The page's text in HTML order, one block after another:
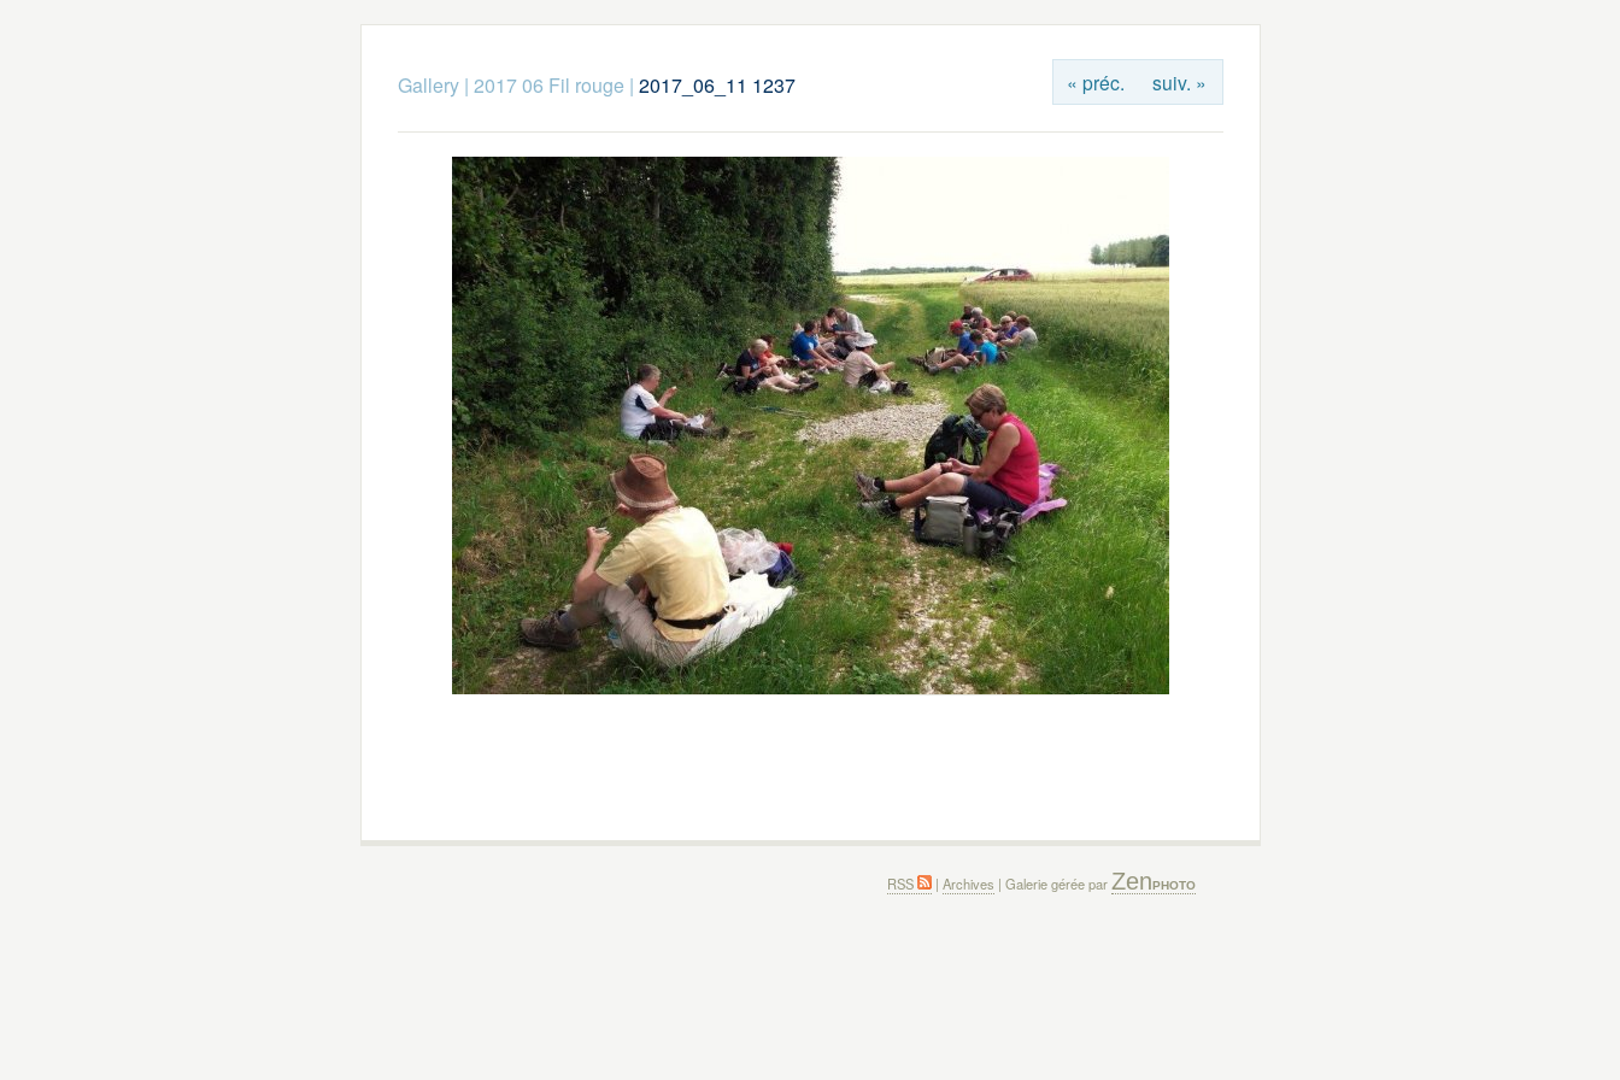
« préc. suiv. »
Gallery| 2017 06 Fil rouge | 2017_06_11 1237
RSS | Archives | Galerie gérée parZenPHOTO